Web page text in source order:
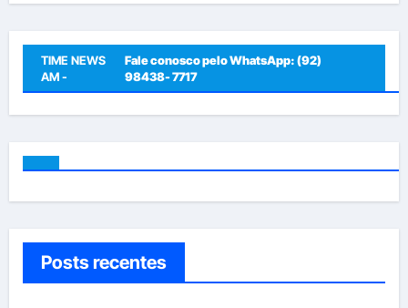
TIME NEWS
AM -
Fale conosco pelo WhatsApp: (92)
98438- 7717
Posts recentes